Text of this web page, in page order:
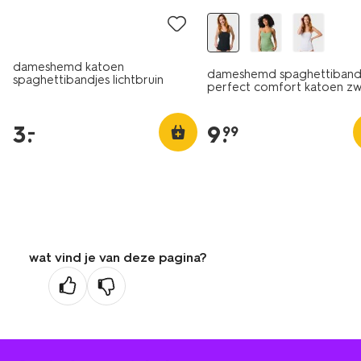
dameshemd katoen
spaghettibandjes lichtbruin
3.
–
dameshemd
perfect comfort katoen
9.
99
wat vind je van deze pagina?